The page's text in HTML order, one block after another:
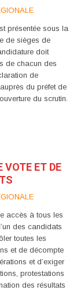
présentée sous la
de sièges de
doit
de chacun des
de
du préfet de
du scrutin.
VOTE ET DE
accès à tous les
des candidats
toutes les
et de décompte
et d’exiger
protestations
des résultats